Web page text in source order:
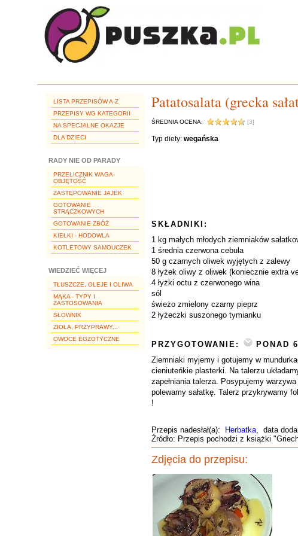
LISTA PRZEPISÓW A-Z
PRZEPISY WG KATEGORII
NA SPECJALNE OKAZJE
DLA DZIECI
RADY NIE OD PARADY
PRZELICZNIK WAGA-
OBJĘTOŚĆ
ZASTĘPOWANIE JAJEK
GOTOWANIE
STRĄCZKOWYCH
GOTOWANIE ZBÓŻ
KIEŁKI - HODOWLA
KOTLETOWY SAMOUCZEK
WIEDZIEĆ WIĘCEJ
TŁUSZCZE, OLEJE I OLIWA
MĄKA - TYPY I
ZASTOSOWANIA
SŁOWNIK
ZIOŁA, PRZYPRAWY...
OWOCE EGZOTYCZNE
Patatosalata (grecka
ŚREDNIA OCENA: [3]
Typ diety: wegańska
SKŁADNIKI:
1 kg małych młodych ziemniaków
1 średnia czerwona cebula
50 g czarnych oliwek wyjętych z zalewy
8 łyżek oliwy z oliwek (koniecznie extra
4 łyżki octu z czerwonego wina
sól
świeżo zmielony czarny pieprz
2 łyżeczki suszonego tymianku
PRZYGOTOWANIE:
PONAD
Ziemniaki myjemy i gotujemy w
cieniuteńkie plasterki. Na talerzu
zapełniania talerza. Posypujemy
polewamy sałatkę. Talerz przykrywamy
!
Przepis nadesłał(a): Herbatka, data
Źródło: Przepis pochodzi z książki
Zdjęcia do przepisu: